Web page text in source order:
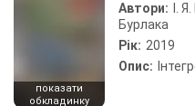
показати
обкладинку
Автори:
І.
Бурлака
Рік: 2019
Опис: